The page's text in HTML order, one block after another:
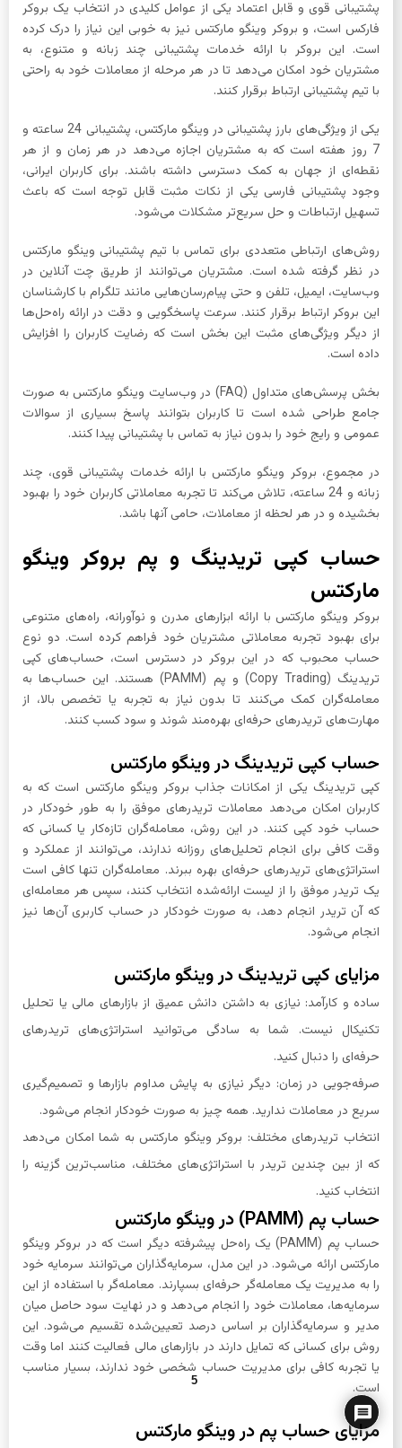
پشتیبانی قوی و قابل اعتماد یکی از عوامل کلیدی در انتخاب یک بروکر
فارکس است، و بروکر وینگو مارکتس نیز به خوبی این نیاز را درک کرده
است. این بروکر با ارائه خدمات پشتیبانی چند زبانه و متنوع، به
مشتریان خود امکان می‌دهد تا در هر مرحله از معاملات خود به راحتی
با تیم پشتیبانی ارتباط برقرار کنند.
یکی از ویژگی‌های بارز پشتیبانی در وینگو مارکتس، پشتیبانی 24 ساعته و
7 روز هفته است که به مشتریان اجازه می‌دهد در هر زمان و از هر
نقطه‌ای از جهان به کمک دسترسی داشته باشند. برای کاربران ایرانی،
وجود پشتیبانی فارسی یکی از نکات مثبت قابل توجه است که باعث
تسهیل ارتباطات و حل سریع‌تر مشکلات می‌شود.
روش‌های ارتباطی متعددی برای تماس با تیم پشتیبانی وینگو مارکتس
در نظر گرفته شده است. مشتریان می‌توانند از طریق چت آنلاین در
وب‌سایت، ایمیل، تلفن و حتی پیام‌رسان‌هایی مانند تلگرام با کارشناسان
این بروکر ارتباط برقرار کنند. سرعت پاسخگویی و دقت در ارائه راه‌حل‌ها
از دیگر ویژگی‌های مثبت این بخش است که رضایت کاربران را افزایش
داده است.
بخش پرسش‌های متداول (FAQ) در وب‌سایت وینگو مارکتس به صورت
جامع طراحی شده است تا کاربران بتوانند پاسخ بسیاری از سوالات
عمومی و رایج خود را بدون نیاز به تماس با پشتیبانی پیدا کنند.
در مجموع، بروکر وینگو مارکتس با ارائه خدمات پشتیبانی قوی، چند
زبانه و 24 ساعته، تلاش می‌کند تا تجربه معاملاتی کاربران خود را بهبود
بخشیده و در هر لحظه از معاملات، حامی آنها باشد.
حساب کپی تریدینگ و پم بروکر وینگو
مارکتس
بروکر وینگو مارکتس با ارائه ابزارهای مدرن و نوآورانه، راه‌های متنوعی
برای بهبود تجربه معاملاتی مشتریان خود فراهم کرده است. دو نوع
حساب محبوب که در این بروکر در دسترس است، حساب‌های کپی
تریدینگ (Copy Trading) و پم (PAMM) هستند. این حساب‌ها به
معامله‌گران کمک می‌کنند تا بدون نیاز به تجربه یا تخصص بالا، از
مهارت‌های تریدرهای حرفه‌ای بهره‌مند شوند و سود کسب کنند.
حساب کپی تریدینگ در وینگو مارکتس
کپی تریدینگ یکی از امکانات جذاب بروکر وینگو مارکتس است که به
کاربران امکان می‌دهد معاملات تریدرهای موفق را به طور خودکار در
حساب خود کپی کنند. در این روش، معامله‌گران تازه‌کار یا کسانی که
وقت کافی برای انجام تحلیل‌های روزانه ندارند، می‌توانند از عملکرد و
استراتژی‌های تریدرهای حرفه‌ای بهره ببرند. معامله‌گران تنها کافی است
یک تریدر موفق را از لیست ارائه‌شده انتخاب کنند، سپس هر معامله‌ای
که آن تریدر انجام دهد، به صورت خودکار در حساب کاربری آن‌ها نیز
انجام می‌شود.
مزایای کپی تریدینگ در وینگو مارکتس
ساده و کارآمد: نیازی به داشتن دانش عمیق از بازارهای مالی یا تحلیل
تکنیکال نیست. شما به سادگی می‌توانید استراتژی‌های تریدرهای
حرفه‌ای را دنبال کنید.
صرفه‌جویی در زمان: دیگر نیازی به پایش مداوم بازارها و تصمیم‌گیری
سریع در معاملات ندارید. همه چیز به صورت خودکار انجام می‌شود.
انتخاب تریدرهای مختلف: بروکر وینگو مارکتس به شما امکان می‌دهد
که از بین چندین تریدر با استراتژی‌های مختلف، مناسب‌ترین گزینه را
انتخاب کنید.
حساب پم (PAMM) در وینگو مارکتس
حساب پم (PAMM) یک راه‌حل پیشرفته دیگر است که در بروکر وینگو
مارکتس ارائه می‌شود. در این مدل، سرمایه‌گذاران می‌توانند سرمایه خود
را به مدیریت یک معامله‌گر حرفه‌ای بسپارند. معامله‌گر با استفاده از این
سرمایه‌ها، معاملات خود را انجام می‌دهد و در نهایت سود حاصل میان
مدیر و سرمایه‌گذاران بر اساس درصد تعیین‌شده تقسیم می‌شود. این
روش برای کسانی که تمایل دارند در بازارهای مالی فعالیت کنند اما وقت
یا تجربه کافی برای مدیریت حساب شخصی خود ندارند، بسیار مناسب
است.
مزایای حساب پم در وینگو مارکتس
5